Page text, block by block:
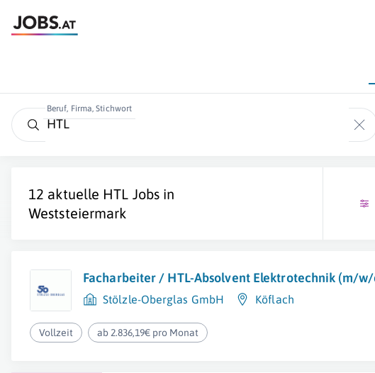
Beruf, Firma, Stichwort
12 aktuelle HTL Jobs in
Weststeiermark
Facharbeiter / HTL-Absolvent Elektrotechnik (m/
Stölzle-Oberglas GmbH Köflach
Vollzeit ab 2.836,19€ pro Monat